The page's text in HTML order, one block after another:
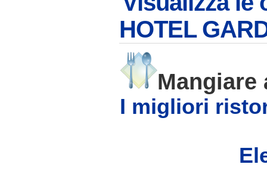
HOTEL
Mangiare
I migliori